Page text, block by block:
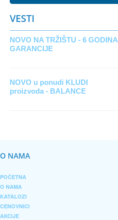
VESTI
NOVO NA TRŽIŠTU - 6 GODINA
GARANCIJE
NOVO u ponudi KLUDI
proizvoda - BALANCE
O NAMA
POČETNA
O NAMA
KATALOZI
CENOVNICI
AKCIJE